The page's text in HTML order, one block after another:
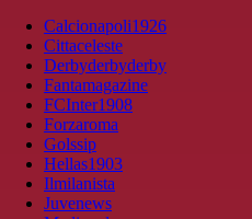
Calcionapoli1926
Cittaceleste
Derbyderbyderby
Fantamagazine
FCInter1908
Forzaroma
Golssip
Hellas1903
Ilmilanista
Juvenews